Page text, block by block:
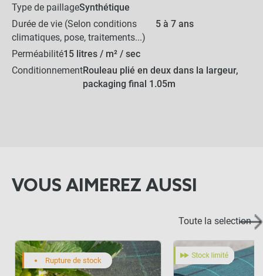
41,90 €
Lot de 10 agrafes en bois
-
29,90 €
Kit complet :59,80 €
Toile de Paillage
44,90 € +
Produits associés
14,90 €
Type de paillageSynthétique
Durée de vie (Selon conditions
climatiques, pose, traitements...)
5 à 7 ans
Perméabilité15 litres / m² / sec
ConditionnementRouleau plié en deux dans la largeur,
packaging final 1.05m
VOUS AIMEREZ AUSSI
Toute la selection
Rupture de stock